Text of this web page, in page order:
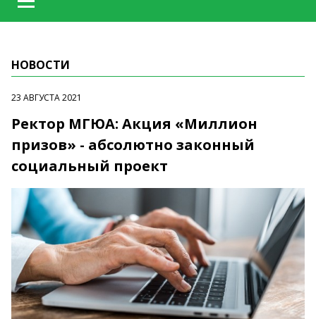
НОВОСТИ
23 АВГУСТА 2021
Ректор МГЮА: Акция «Миллион
призов» - абсолютно законный
социальный проект